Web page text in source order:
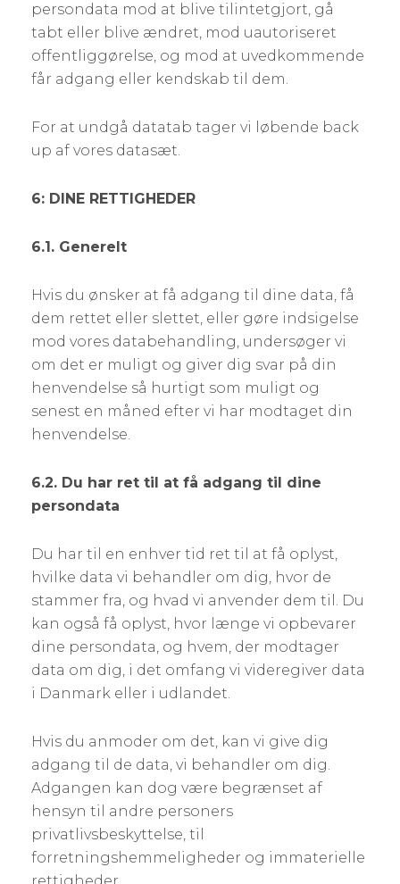
persondata mod at blive tilintetgjort, gå
tabt eller blive ændret, mod uautoriseret
offentliggørelse, og mod at uvedkommende
får adgang eller kendskab til dem.
For at undgå datatab tager vi løbende back
up af vores datasæt.
6: DINE RETTIGHEDER
6.1. Generelt
Hvis du ønsker at få adgang til dine data, få
dem rettet eller slettet, eller gøre indsigelse
mod vores databehandling, undersøger vi
om det er muligt og giver dig svar på din
henvendelse så hurtigt som muligt og
senest en måned efter vi har modtaget din
henvendelse.
6.2. Du har ret til at få adgang til dine
persondata
Du har til en enhver tid ret til at få oplyst,
hvilke data vi behandler om dig, hvor de
stammer fra, og hvad vi anvender dem til. Du
kan også få oplyst, hvor længe vi opbevarer
dine persondata, og hvem, der modtager
data om dig, i det omfang vi videregiver data
i Danmark eller i udlandet.
Hvis du anmoder om det, kan vi give dig
adgang til de data, vi behandler om dig.
Adgangen kan dog være begrænset af
hensyn til andre personers
privatlivsbeskyttelse, til
forretningshemmeligheder og immaterielle